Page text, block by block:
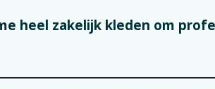
heel zakelijk kleden om